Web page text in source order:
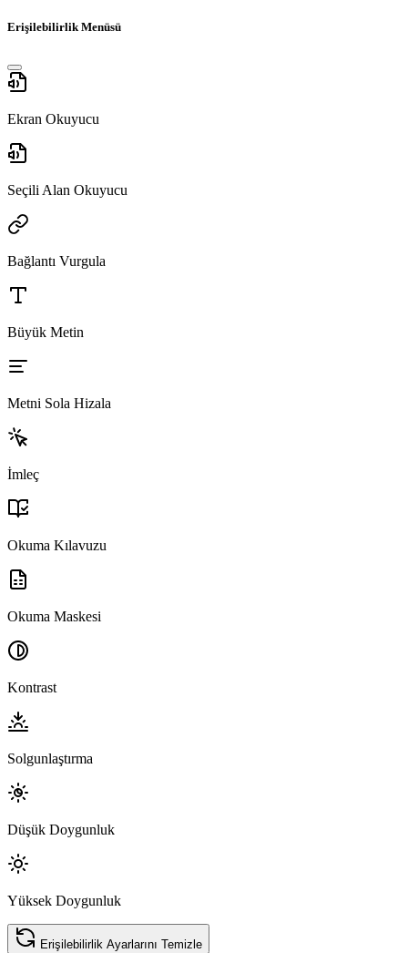
Erişilebilirlik Menüsü
Ekran Okuyucu
Seçili Alan Okuyucu
Bağlantı Vurgula
Büyük Metin
Metni Sola Hizala
İmleç
Okuma Kılavuzu
Okuma Maskesi
Kontrast
Solgunlaştırma
Düşük Doygunluk
Yüksek Doygunluk
Erişilebilirlik Ayarlarını Temizle